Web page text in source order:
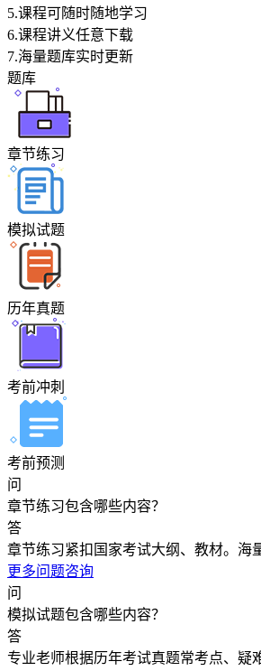
5.课程可随时随地学习
6.课程讲义任意下载
7.海量题库实时更新
题库
章节练习
模拟试题
历年真题
考前冲刺
考前预测
问
章节练习包含哪些内容？
答
章节练习紧扣国家考试大纲、教材。海
更多问题咨询
问
模拟试题包含哪些内容？
答
专业老师根据历年考试真题常考点、疑